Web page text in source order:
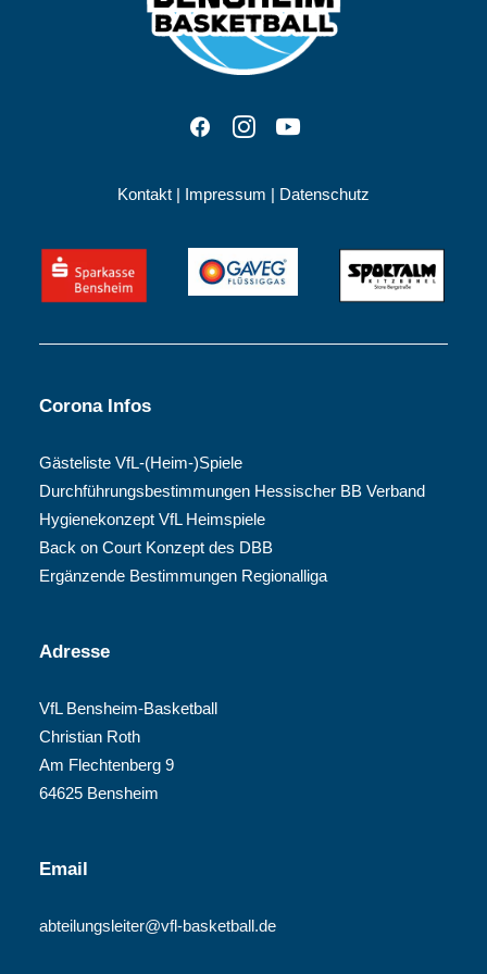
Kontakt | Impressum | Datenschutz
Corona Infos
Gästeliste VfL-(Heim-)Spiele
Durchführungsbestimmungen Hessischer BB Verband
Hygienekonzept VfL Heimspiele
Back on Court Konzept des DBB
Ergänzende Bestimmungen Regionalliga
Adresse
VfL Bensheim-Basketball
Christian Roth
Am Flechtenberg 9
64625 Bensheim
Email
abteilungsleiter@vfl-basketball.de